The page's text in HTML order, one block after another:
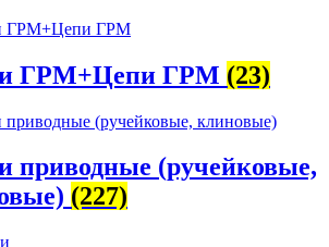
ГРМ+Цепи ГРМ (23)
приводные (ручейковые,
(227)